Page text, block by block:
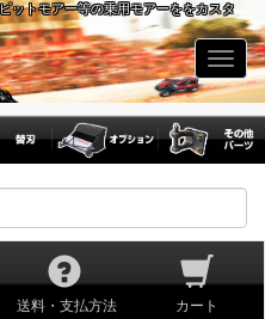
ットモアー等の乗用モアーををカスタ
送料・支払方法 カート